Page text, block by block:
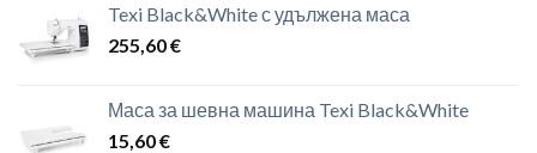
Texi Black&White с удължена маса
255,60€
Маса за шевна машина Texi Black&White
15,60€